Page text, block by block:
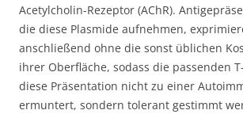
Acetylcholin-Rezeptor (AChR).
die diese Plasmide aufnehmen,
anschließend ohne die sonst üblichen
ihrer Oberfläche, sodass die passenden
diese Präsentation nicht zu einer
ermuntert, sondern tolerant gestimmt